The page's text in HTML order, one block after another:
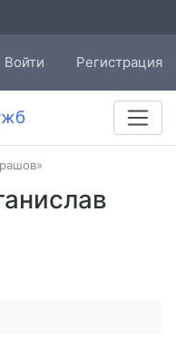
Войти Регистрация